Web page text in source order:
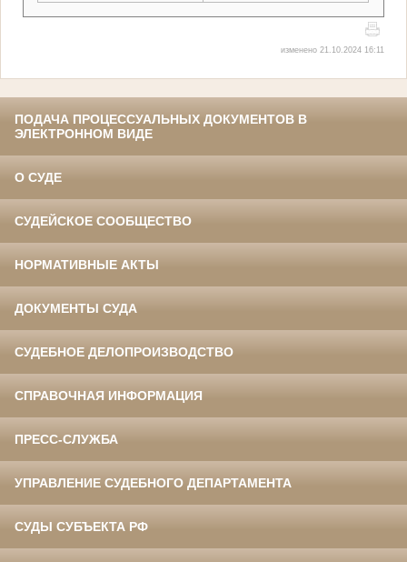
изменено 21.10.2024 16:11
ПОДАЧА ПРОЦЕССУАЛЬНЫХ ДОКУМЕНТОВ В
ЭЛЕКТРОННОМ ВИДЕ
О СУДЕ
СУДЕЙСКОЕ СООБЩЕСТВО
НОРМАТИВНЫЕ АКТЫ
ДОКУМЕНТЫ СУДА
СУДЕБНОЕ ДЕЛОПРОИЗВОДСТВО
СПРАВОЧНАЯ ИНФОРМАЦИЯ
ПРЕСС-СЛУЖБА
УПРАВЛЕНИЕ СУДЕБНОГО ДЕПАРТАМЕНТА
СУДЫ СУБЪЕКТА РФ